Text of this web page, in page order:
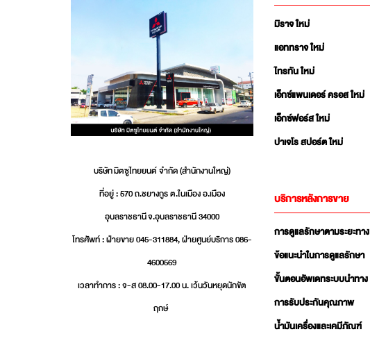
บริษัท มิตซูไทยยนต์ จำกัด (สำนักงานใหญ่)
ที่อยู่ : 570 ถ.ชยางกูร ต.ในเมือง อ.เมือง
อุบลราชธานี จ.อุบลราชธานี 34000
โทรศัพท์ : ฝ่ายขาย 045-311884, ฝ่ายศูนย์บริการ 086-
4600569
เวลาทำการ : จ-ส 08.00-17.00 น. เว้นวันหยุดนักขัต
ฤกษ์
มิราจ ใหม่
แอททราจ ใหม่
ไทรทัน ใหม่
เอ็กซ์แพนเดอร์ ครอส ใหม่
เอ็กซ์ฟอร์ส ใหม่
ปาเจโร สปอร์ต ใหม่
บริการหลังการขาย
การดูแลรักษาตามระยะทาง
ข้อแนะนำในการดูแลรักษา
ขั้นตอนอัพเดทระบบนำทาง
การรับประกันคุณภาพ
น้ำมันเครื่องและเคมีภัณฑ์